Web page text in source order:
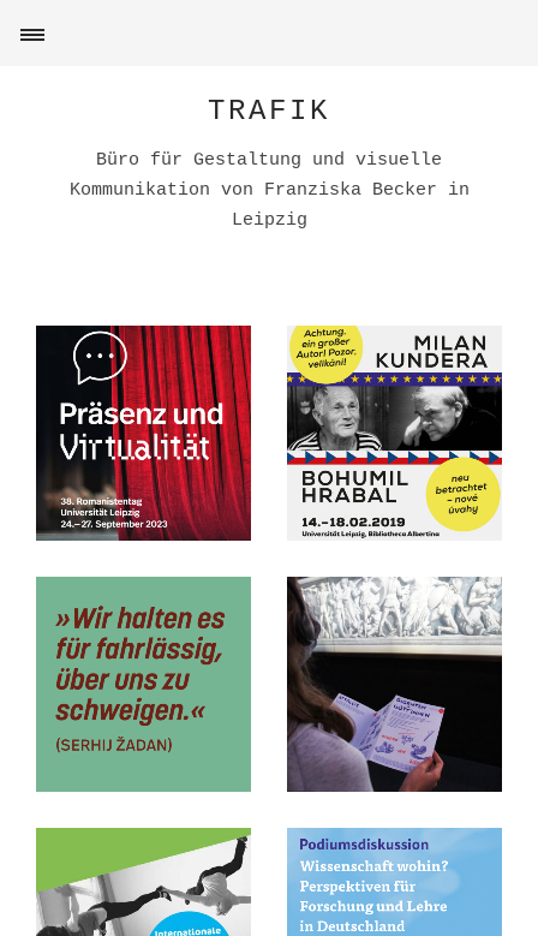
TRAFIK
Büro für Gestaltung und visuelle
Kommunikation von Franziska Becker in
Leipzig